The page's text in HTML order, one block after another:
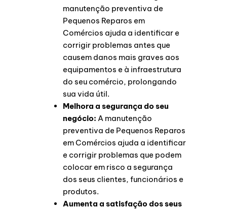
manutenção preventiva de
Pequenos Reparos em
Comércios ajuda a identificar e
corrigir problemas antes que
causem danos mais graves aos
equipamentos e à infraestrutura
do seu comércio, prolongando
sua vida útil.
Melhora a segurança do seu
negócio: A manutenção
preventiva de Pequenos Reparos
em Comércios ajuda a identificar
e corrigir problemas que podem
colocar em risco a segurança
dos seus clientes, funcionários e
produtos.
Aumenta a satisfação dos seus